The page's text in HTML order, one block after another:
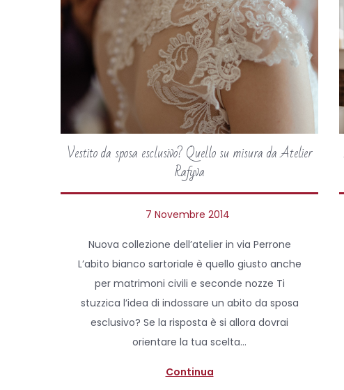
Vestito da sposa esclusivo? Quello su misura da Atelier
Rafyva
P
s
e
d
o
n
7 Novembre 2014
Nuova collezione dell’atelier in via Perrone
L’abito bianco sartoriale è quello giusto anche
per matrimoni civili e seconde nozze Ti
stuzzica l’idea di indossare un abito da sposa
esclusivo? Se la risposta è si allora dovrai
orientare la tua scelta…
Continua